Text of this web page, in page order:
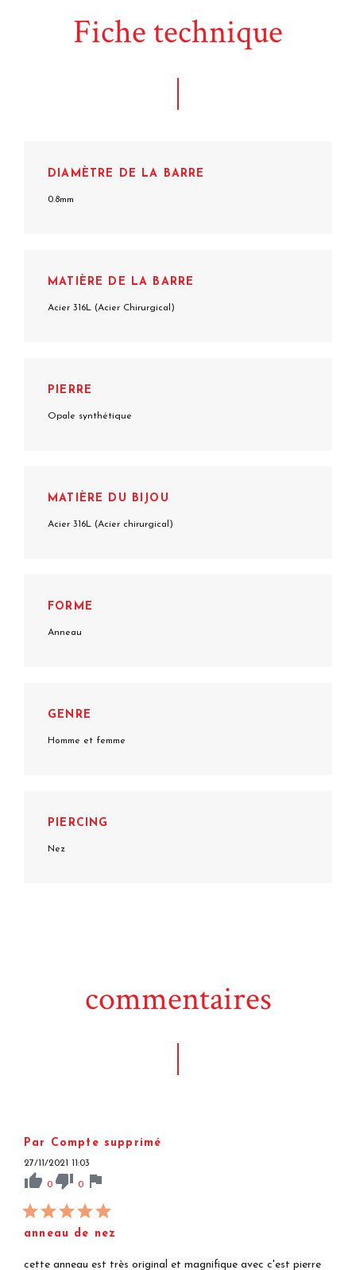
Fiche technique
DIAMÈTRE DE LA BARRE
0.8mm
MATIÈRE DE LA BARRE
Acier 316L (Acier Chirurgical)
PIERRE
Opale synthétique
MATIÈRE DU BIJOU
Acier 316L (Acier chirurgical)
FORME
Anneau
GENRE
Homme et femme
PIERCING
Nez
commentaires
Par Compte supprimé
27/11/2021 11:03
thumb_up 0 thumb_down 0 flag
anneau de nez
cette anneau est très original et magnifique avec c'est pierre